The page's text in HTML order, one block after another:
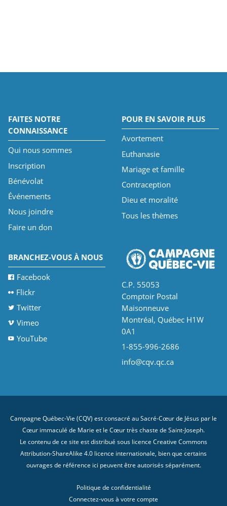
FAITES NOTRE
CONNAISSANCE
Qui nous sommes
Inscription
Bénévolat
Événements
Nous joindre
Faire un don
POUR EN SAVOIR PLUS
Avortement
Euthanasie
Mariage et famille
Contraception
Dieu et moralité
Tous les thèmes
BRANCHEZ-VOUS À NOUS
Facebook
Flickr
Twitter
Vimeo
YouTube
C.P. 55053
Comptoir Postal
Maisonneuve
Montréal, Québec H1W
0A1
1-855-996-2686
info@cqv.qc.ca
Campagne Québec-Vie (CQV) est consacré au Sacré-Cœur de Jésus par le
Cœur immaculé de Marie et le Cœur très chaste de Saint-Joseph.
Le contenu de ce site est distribué sous licence Creative Commons
Attribution-ShareAlike 4.0 licence internationale, bien que certains
ouvrages de référence ici peuvent être autorisés séparément.
Politique de confidentialité
Connectez-vous à votre compte